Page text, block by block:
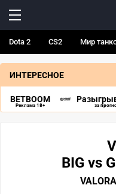
Dota 2 CS2 Мир
ИНТЕРЕСНОЕ
BETBOOM
Реклама 18+ за
BIG vs